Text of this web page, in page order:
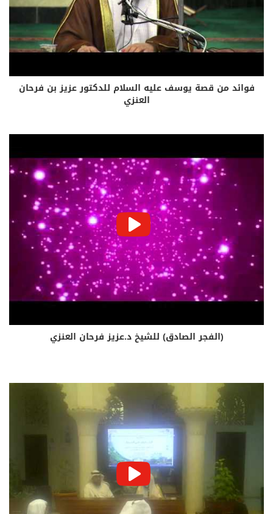
فوائد من قصة يوسف عليه السلام للدكتور عزيز بن فرحان
العنزي
(الفجر الصادق) للشيخ د.عزيز فرحان العنزي